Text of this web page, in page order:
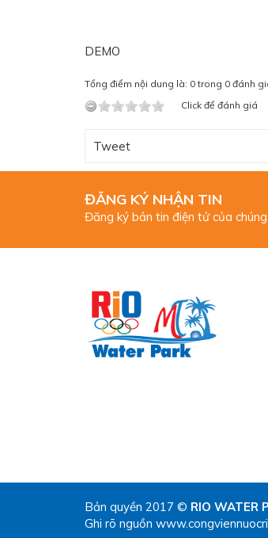
DEMO
Tổng điểm nội dung là: 0 trong 0 đánh
Click để đánh giá
Tweet
ĐĂNG KÝ NHẬN TIN
Đăng ký bản tin điện tử của
Bản quyền 2017 © RIO WATER
Ghi rõ nguồn